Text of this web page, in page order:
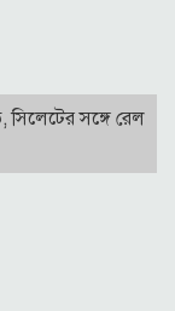
সিলেটের সঙ্গে রেল